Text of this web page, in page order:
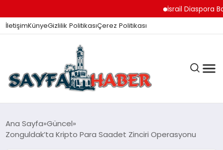
İsrail Diaspora
İletişimKünyeGizlilik PolitikasıÇerez Politikası
ANA SAYFA
Ana Sayfa Güncel
Zonguldak’ta Kripto Para Saadet Zinciri Operasyonu